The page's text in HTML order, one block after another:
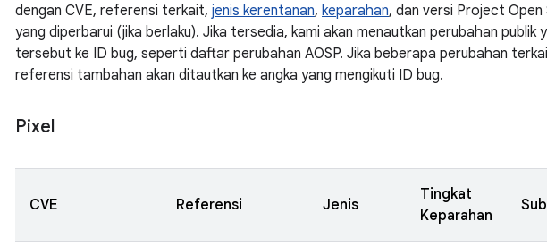
dengan CVE, referensi terkait, jenis kerentanan, keparahan, dan versi Project Open
yang diperbarui (jika berlaku). Jika tersedia, kami akan menautkan perubahan publik
tersebut ke ID bug, seperti daftar perubahan AOSP. Jika beberapa perubahan
referensi tambahan akan ditautkan ke angka yang mengikuti ID bug.
Pixel
CVE Referensi Jenis
Tingkat
Keparahan